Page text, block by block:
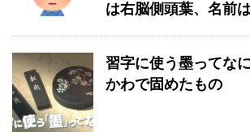
は右脳側頭葉、名前
習字に使う墨ってな
かわで固めたもの